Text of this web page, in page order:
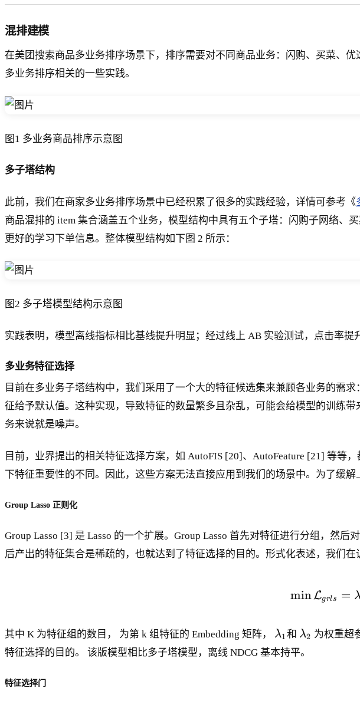
混排建模
在美团搜索商品多业务排序场景下，排序需要对不同商品业务：闪购、买菜、
多业务排序相关的一些实践。
图1 多业务商品排序示意图
多子塔结构
此前，我们在商家多业务排序场景中已经积累了很多的实践经验，详情可参考《
商品混排的 item 集合涵盖五个业务，模型结构中具有五个子塔：闪购子网络、
更好的学习下单信息。整体模型结构如下图 2 所示：
图2 多子塔模型结构示意图
实践表明，模型离线指标相比基线提升明显；经过线上 AB 实验测试，点击率提
多业务特征选择
目前在多业务子塔结构中，我们采用了一个大的特征候选集来兼顾各业务的需
征给予默认值。这种实现，导致特征的数量繁多且杂乱，可能会给模型的训练
务来说就是噪声。
目前，业界提出的相关特征选择方案，如 AutoFIS [20]、AutoFeature [21] 等
下特征重要性的不同。因此，这些方案无法直接应用到我们的场景中。为了缓
Group Lasso 正则化
Group Lasso [3] 是 Lasso 的一个扩展。Group Lasso 首先对特征进行分组，然
后产出的特征集合是稀疏的，也就达到了特征选择的目的。形式化表述，我们在
min Lgrls = λ
其中 K 为特征组的数目， 为第 k 组特征的 Embedding 矩阵，
\l
a
m
λ1和 \l
a
m
λ2 为权重超
特征选择的目的。 该版模型相比多子塔模型，离线 NDCG 基本持平。
特征选择门